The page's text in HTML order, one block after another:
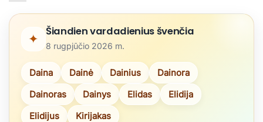
✦
Šiandien vardadienius švenčia
8 rugpjūčio 2026 m.
Daina Dainė Dainius
Dainora
Dainoras
Dainys Elidas
Elidija
Elidijus
Kirijakas